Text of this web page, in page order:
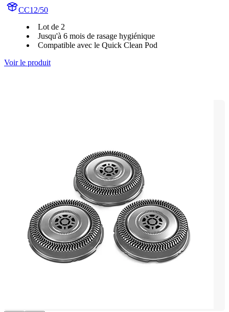
CC12/50
Lot de 2
Jusqu'à 6 mois de rasage hygiénique
Compatible avec le Quick Clean Pod
Voir le produit